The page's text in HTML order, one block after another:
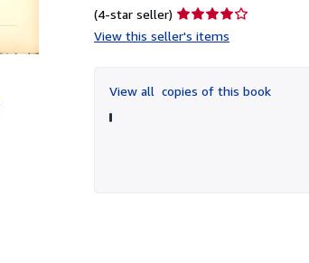
(4-star seller) Seller
rating
of
5
View this seller's items
View all copies of this book